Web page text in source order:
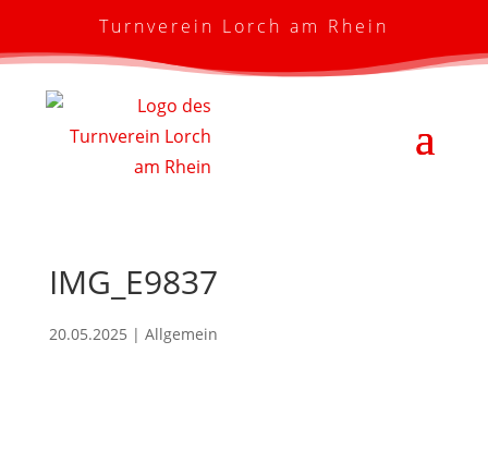
Turnverein Lorch am Rhein
IMG_E9837
20.05.2025 | Allgemein